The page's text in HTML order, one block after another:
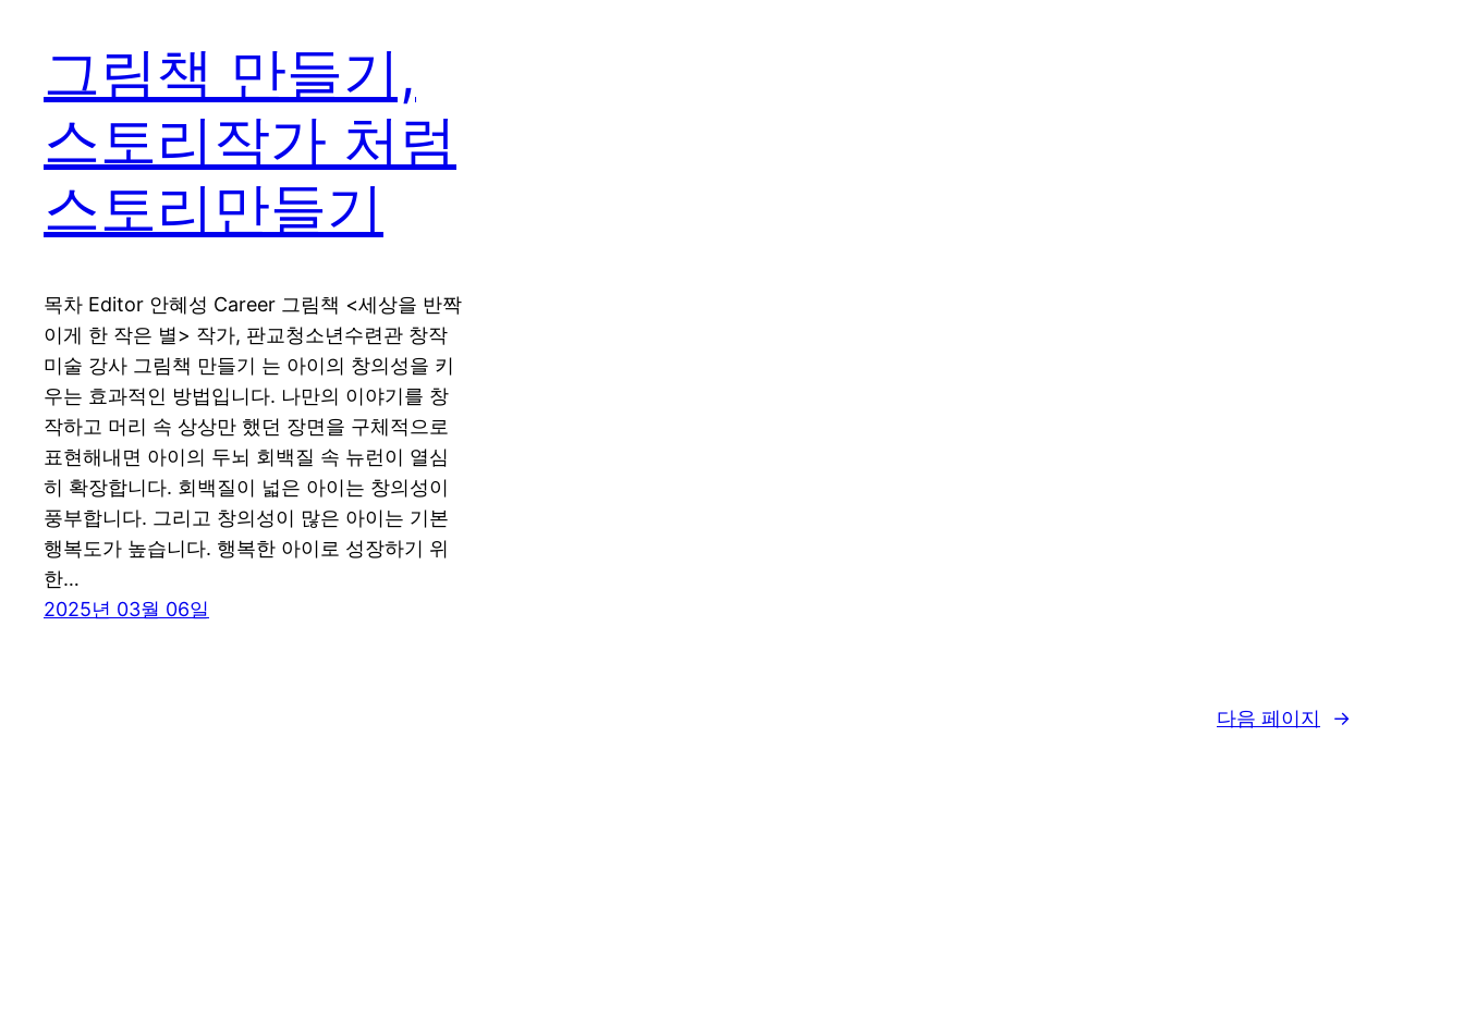
그림책 만들기,
스토리작가 처럼
스토리만들기
목차 Editor 안혜성 Career 그림책 <세상을 반짝
이게 한 작은 별> 작가, 판교청소년수련관 창작
미술 강사 그림책 만들기 는 아이의 창의성을 키
우는 효과적인 방법입니다. 나만의 이야기를 창
작하고 머리 속 상상만 했던 장면을 구체적으로
표현해내면 아이의 두뇌 회백질 속 뉴런이 열심
히 확장합니다. 회백질이 넓은 아이는 창의성이
풍부합니다. 그리고 창의성이 많은 아이는 기본
행복도가 높습니다. 행복한 아이로 성장하기 위
한…
2025년 03월 06일
다음 페이지 →